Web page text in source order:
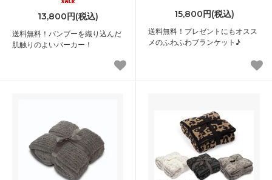
13,800円(税込)
送料無料！バンブーを織り込んだ
肌触りのよいパーカー！
15,800円(税込)
送料無料！プレゼントにもオスス
メのふわふわブランケット♪